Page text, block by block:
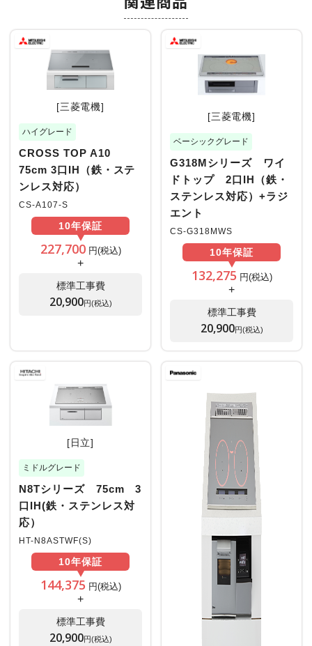
[三菱電機]
ハイグレード
CROSS TOP A10
75cm 3口IH（鉄・ステ
ンレス対応）
CS-A107-S
10年保証
227,700円(税込)
+
標準工事費
20,900円(税込)
[三菱電機]
ベーシックグレード
G318Mシリーズ ワイ
ドトップ 2口IH（鉄・
ステンレス対応）+ラジ
エント
CS-G318MWS
10年保証
132,275 円(税込)
+
標準工事費
20,900円(税込)
[日立]
ミドルグレード
N8Tシリーズ 75cm 3
口IH(鉄・ステンレス対
応）
HT-N8ASTWF(S)
10年保証
144,375 円(税込)
+
標準工事費
20,900円(税込)